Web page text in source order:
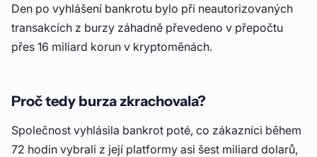
Den po vyhlášení bankrotu bylo při neautorizovaných
transakcích z burzy záhadně převedeno v přepočtu
přes 16 miliard korun v kryptoměnách.
Proč tedy burza zkrachovala?
Společnost vyhlásila bankrot poté, co zákazníci během
72 hodin vybrali z její platformy asi šest miliard dolarů,